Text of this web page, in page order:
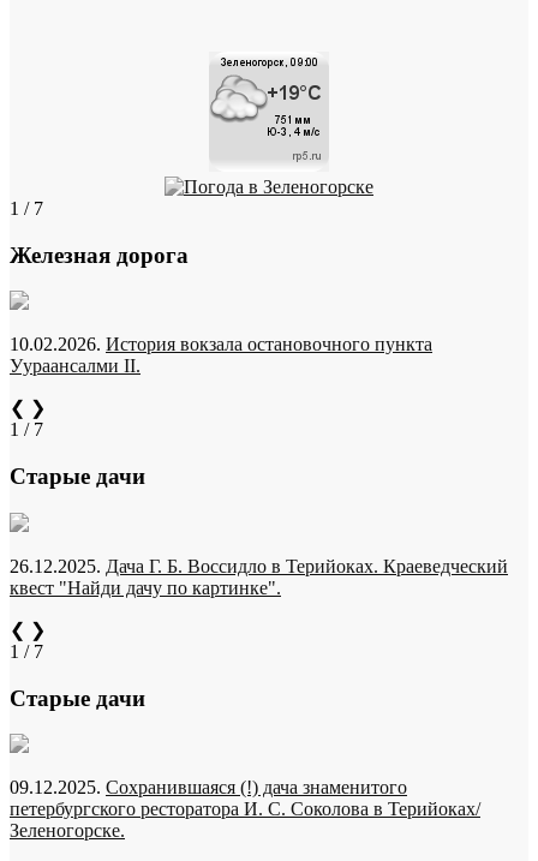
1 / 7
Железная дорога
10.02.2026. История вокзала остановочного пункта
Уураансалми II.
❮ ❯
1 / 7
Старые дачи
26.12.2025. Дача Г. Б. Воссидло в Терийоках. Краеведческий
квест "Найди дачу по картинке".
❮ ❯
1 / 7
Старые дачи
09.12.2025. Сохранившаяся (!) дача знаменитого
петербургского ресторатора И. С. Соколова в Терийоках/
Зеленогорске.